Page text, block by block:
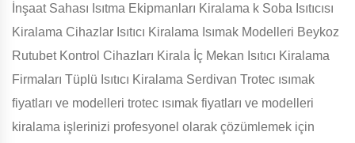
İnşaat Sahası Isıtma Ekipmanları Kiralama k Soba Isıtıcısı
Kiralama Cihazlar Isıtıcı Kiralama Isımak Modelleri Beykoz
Rutubet Kontrol Cihazları Kirala İç Mekan Isıtıcı Kiralama
Firmaları Tüplü Isıtıcı Kiralama Serdivan Trotec ısımak
fiyatları ve modelleri trotec ısımak fiyatları ve modelleri
kiralama işlerinizi profesyonel olarak çözümlemek için